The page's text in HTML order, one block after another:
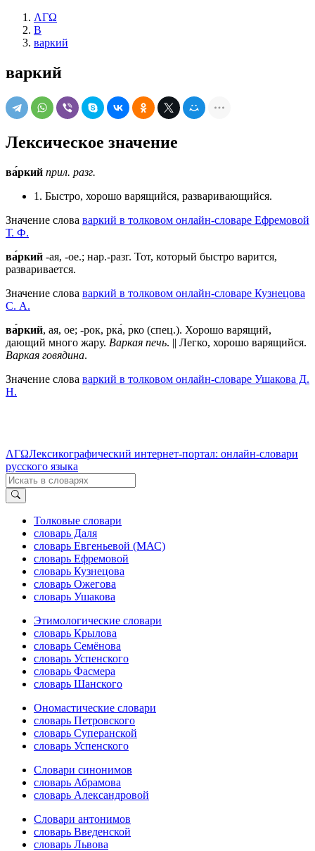
ΛΓΩ
В
варкий
варкий
Лексическое значение
ва́ркий прил. разг.
1. Быстро, хорошо варящийся, разваривающийся.
Значение слова варкий в толковом онлайн-словаре Ефремовой
Т. Ф.
ва́ркий -ая, -ое.; нар.-разг. Тот, который быстро варится,
разваривается.
Значение слова варкий в толковом онлайн-словаре Кузнецова
С. А.
ва́ркий, ая, ое; -рок, рка́, рко (спец.). Хорошо варящий,
дающий много жару. Варкая печь. || Легко, хорошо варящийся.
Варкая говядина.
Значение слова варкий в толковом онлайн-словаре Ушакова Д.
Н.
ΛΓΩЛексикографический интернет-портал: онлайн-словари
русского языка
Толковые словари
словарь Даля
словарь Евгеньевой (МАС)
словарь Ефремовой
словарь Кузнецова
словарь Ожегова
словарь Ушакова
Этимологические словари
словарь Крылова
словарь Семёнова
словарь Успенского
словарь Фасмера
словарь Шанского
Ономастические словари
словарь Петровского
словарь Суперанской
словарь Успенского
Словари синонимов
словарь Абрамова
словарь Александровой
Словари антонимов
словарь Введенской
словарь Львова